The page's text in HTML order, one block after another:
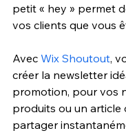
petit « hey » permet
vos clients que vous
Avec Wix Shoutout,
créer la newsletter
promotion, pour vos
produits ou un article
partager